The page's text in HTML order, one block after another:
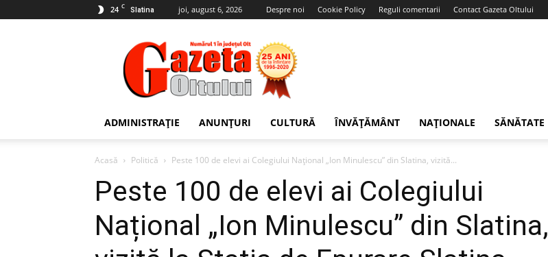
24 C Slatina joi, august 6, 2026 Despre noi Cookie Policy Reguli comentarii Contact Gazeta Oltului
Gazeta
Oltului
ADMINISTRAȚIE ANUNȚURI CULTURĂ ÎNVĂȚĂMÂNT NAȚIONALE SĂNĂTATE
Acasă Politică Peste 100 de elevi ai Colegiului Național „Ion Minulescu” din Slatina, vizită...
Peste 100 de elevi ai Colegiului
Național „Ion Minulescu” din Slatina,